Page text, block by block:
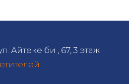
Айтеке би , 67, 3 этаж